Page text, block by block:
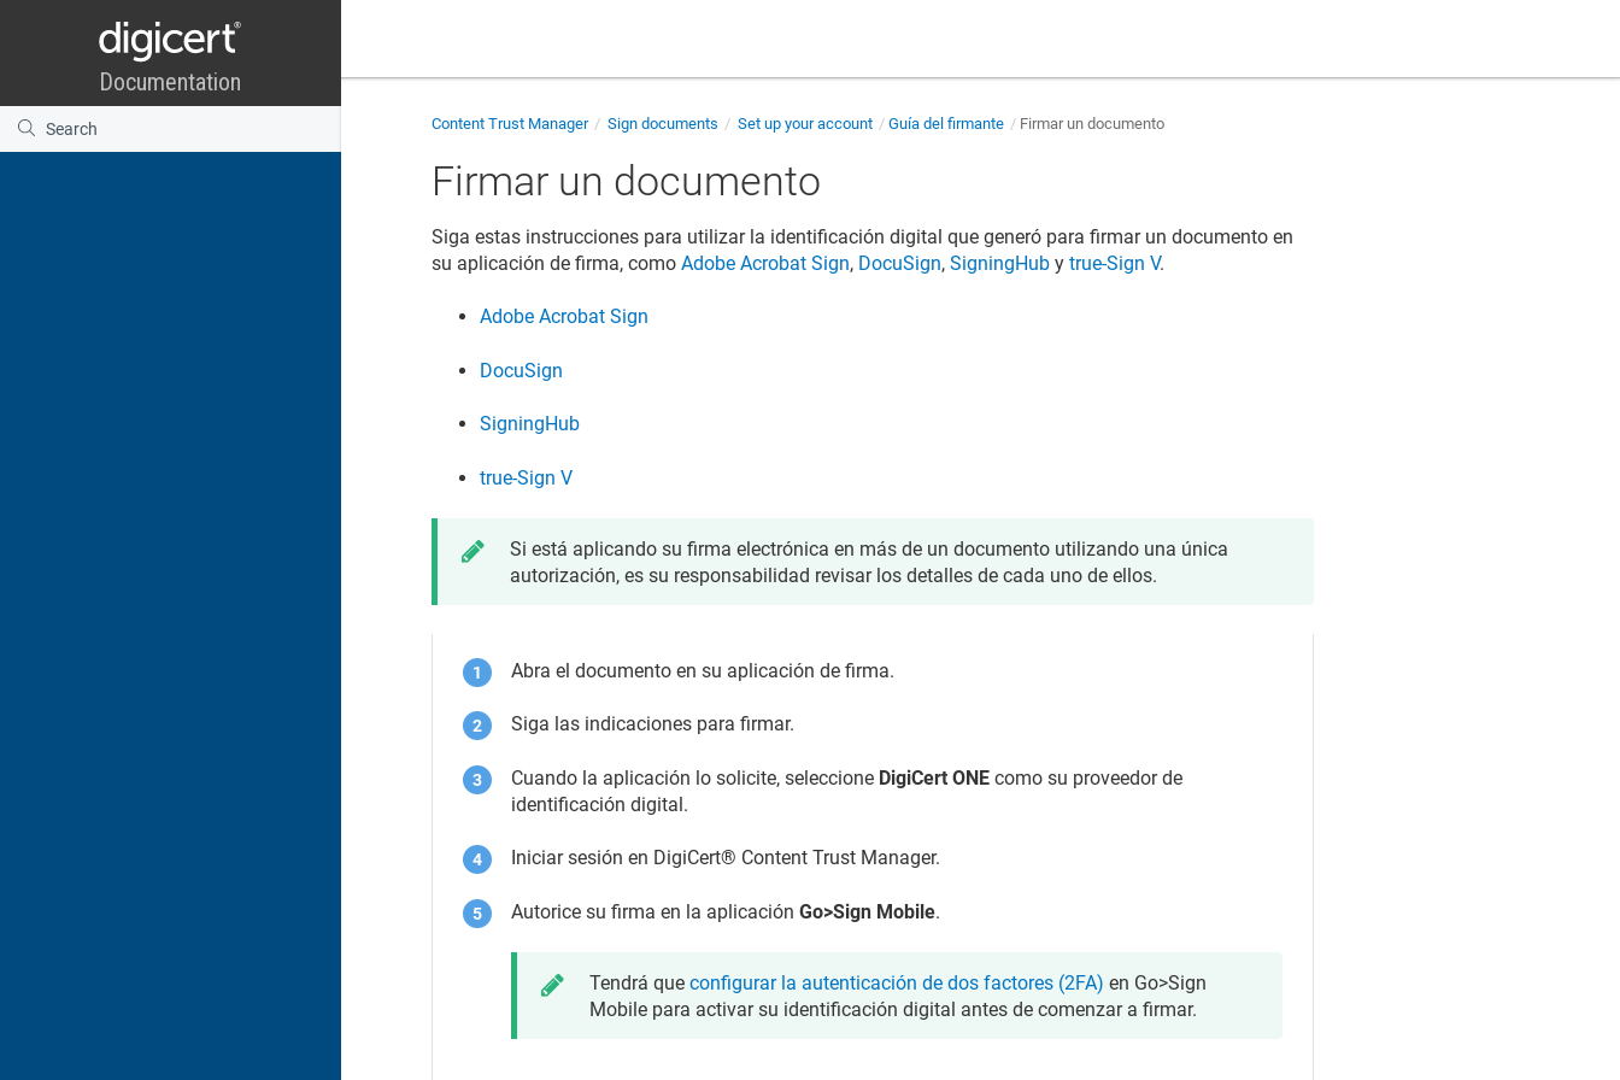
Content Trust Manager Sign documents Set up your account Guía del firmante Firmar un documento
Firmar un documento
Siga estas instrucciones para utilizar la identificación digital que generó para firmar un documento en
su aplicación de firma, comoAdobe Acrobat Sign, DocuSign,SigningHub ytrue-Sign V.
Adobe Acrobat Sign
DocuSign
SigningHub
true-Sign V
Si está aplicando su firma electrónica en más de un documento utilizando una única
autorización, es su responsabilidad revisar los detalles de cada uno de ellos.
Abra el documento en su aplicación de firma.
Siga las indicaciones para firmar.
Cuando la aplicación lo solicite, seleccione DigiCert ONE como su proveedor de
identificación digital.
Iniciar sesión en DigiCert​​®​​ Content Trust Manager.
Autorice su firma en la aplicaciónGo>Sign Mobile.
Tendrá queconfigurar la autenticación de dos factores (2FA) en Go>Sign
Mobile para activar su identificación digital antes de comenzar a firmar.